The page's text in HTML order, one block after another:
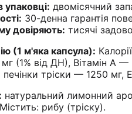
упаковці: двомісячний
30-денна гарантія
довіряють: тисячі
(1 м'яка капсула):
(1% від ДН), Вітамін A
тріски — 1250 мг,
натуральний лимонний
рибу (тріску).